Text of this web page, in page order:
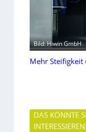
Bild: Hiwin GmbH
Mehr Steifigkeit
DAS KÖNNTE
INTERESSIEREN